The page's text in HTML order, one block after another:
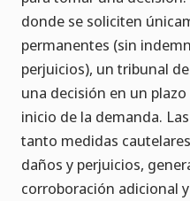
donde se soliciten
permanentes (sin
perjuicios), un tribunal
una decisión en un
inicio de la demanda.
tanto medidas
daños y perjuicios,
corroboración adicional